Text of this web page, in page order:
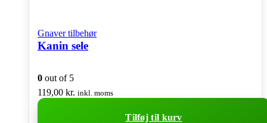
Gnaver tilbehør
Kanin sele
0 out of 5
119,00 kr. inkl. moms
Tilføj til kurv